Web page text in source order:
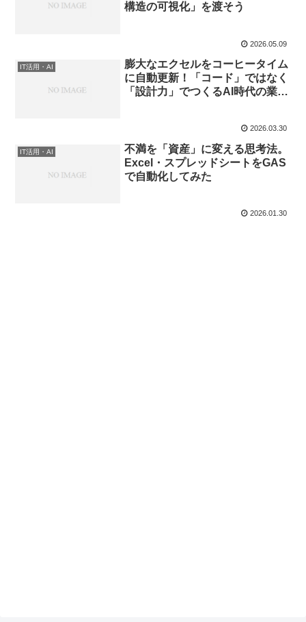
構造の可視化」を渡そう
2026.05.09
IT活用・AI
膨大なエクセルをコーヒータイム
に自動更新！「コード」ではなく
「設計力」でつくるAI時代の業務
2026.03.30
IT活用・AI
不満を「資産」に変える思考法。
Excel・スプレッドシートをGAS
で自動化してみた
2026.01.30